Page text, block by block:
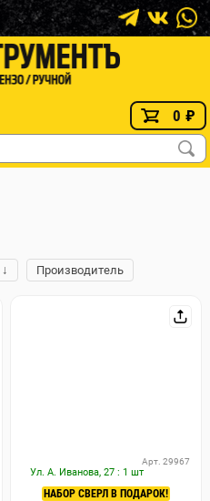
0 ₽
↓ Производитель
Ул. А. Иванова, 27 : 1 шт
Арт. 29967
НАБОР СВЕРЛ В ПОДАРОК!